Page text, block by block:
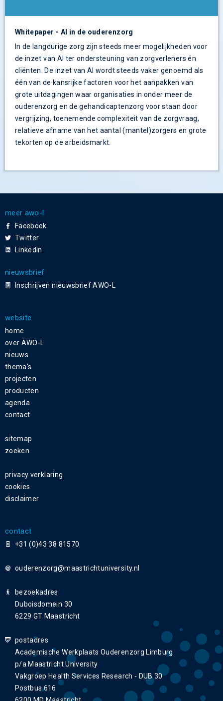
Whitepaper - AI in de ouderenzorg
In de langdurige zorg zijn steeds meer mogelijkheden voor
de inzet van AI ter ondersteuning van zorgverleners én
cliënten. De inzet van AI wordt steeds vaker genoemd als
één van de kansrijke factoren voor het aanpakken van
grote uitdagingen waar organisaties in onder meer de
ouderenzorg en de gehandicaptenzorg voor staan door
vergrijzing, toenemende complexiteit van de zorgvraag,
relatieve afname van het aantal (mantel)zorgers en grote
tekorten op de arbeidsmarkt.
meer awo-l
Facebook
Twitter
LinkedIn
nieuwsbrief
Inschrijven nieuwsbrief AWO-L
website
home
over AWO-L
nieuws
thema's
projecten
producten
agenda
contact
sitemap
zoeken
privacy verklaring
cookies
disclaimer
contact
+31 (0)43 38 81570
ouderenzorg
bezoekadres
Duboisdomein 30
6229 GT Maastricht
postadres
Academische Werkplaats Ouderenzorg Limburg
p/a Maastricht University
Vakgroep Health Services Research - DUB 30
Postbus 616